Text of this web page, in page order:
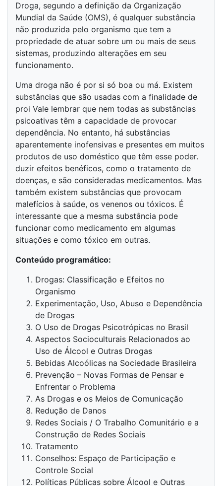
Droga, segundo a definição da Organização
Mundial da Saúde (OMS), é qualquer substância
não produzida pelo organismo que tem a
propriedade de atuar sobre um ou mais de seus
sistemas, produzindo alterações em seu
funcionamento.
Uma droga não é por si só boa ou má. Existem
substâncias que são usadas com a finalidade de
proi Vale lembrar que nem todas as substâncias
psicoativas têm a capacidade de provocar
dependência. No entanto, há substâncias
aparentemente inofensivas e presentes em muitos
produtos de uso doméstico que têm esse poder.
duzir efeitos benéficos, como o tratamento de
doenças, e são consideradas medicamentos. Mas
também existem substâncias que provocam
malefícios à saúde, os venenos ou tóxicos. É
interessante que a mesma substância pode
funcionar como medicamento em algumas
situações e como tóxico em outras.
Conteúdo programático:
Drogas: Classificação e Efeitos no
Organismo
Experimentação, Uso, Abuso e Dependência
de Drogas
O Uso de Drogas Psicotrópicas no Brasil
Aspectos Socioculturais Relacionados ao
Uso de Álcool e Outras Drogas
Bebidas Alcoólicas na Sociedade Brasileira
Prevenção – Novas Formas de Pensar e
Enfrentar o Problema
As Drogas e os Meios de Comunicação
Redução de Danos
Redes Sociais / O Trabalho Comunitário e a
Construção de Redes Sociais
Tratamento
Conselhos: Espaço de Participação e
Controle Social
Políticas Públicas sobre Álcool e Outras